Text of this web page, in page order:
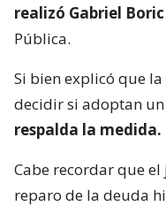
realizó Gabriel Boric
Pública.
Si bien explicó que
decidir si adoptan
respalda la medida.
Cabe recordar que
reparo de la deuda